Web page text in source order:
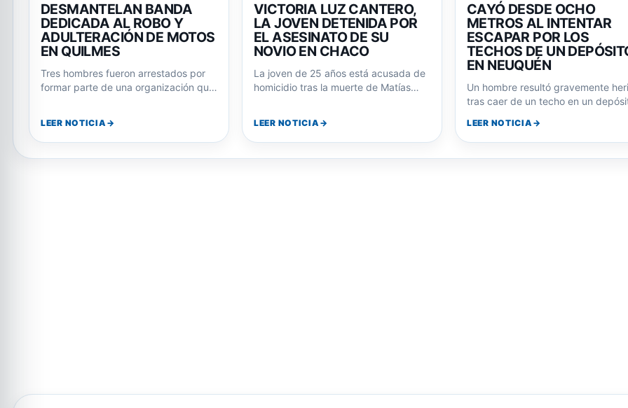
DESMANTELAN BANDA
DEDICADA AL ROBO Y
ADULTERACIÓN DE MOTOS
EN QUILMES
Tres hombres fueron arrestados por
formar parte de una organización que
LEER NOTICIA
VICTORIA LUZ CANTERO,
LA JOVEN DETENIDA POR
EL ASESINATO DE SU
NOVIO EN CHACO
La joven de 25 años está acusada de
homicidio tras la muerte de Matías
LEER NOTICIA
CAYÓ DESDE OCHO
METROS AL INTENTAR
ESCAPAR POR LOS
TECHOS DE UN
EN NEUQUÉN
Un hombre resultó gravemente
tras caer de un techo en un
LEER NOTICIA